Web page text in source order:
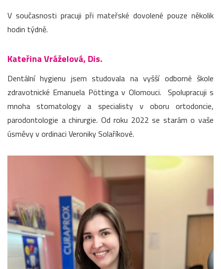
V současnosti pracuji při mateřské dovolené pouze několik
hodin týdně.
Kateřina Vráželová, Dis.
Dentální hygienu jsem studovala na vyšší odborné škole
zdravotnické Emanuela Pöttinga v Olomouci. Spolupracuji s
mnoha stomatology a specialisty v oboru ortodoncie,
parodontologie a chirurgie. Od roku 2022 se starám o vaše
úsměvy v ordinaci Veroniky Solaříkové.